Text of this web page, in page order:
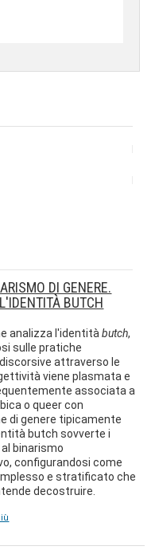
DI GENERE.
BUTCH
analizza l'identitàbutch,
sulle pratiche
attraverso le
viene plasmata e
associata a
o queer con
di genere tipicamente
butch sovverte i
binarismo
configurandosi come
e stratificato che
decostruire.